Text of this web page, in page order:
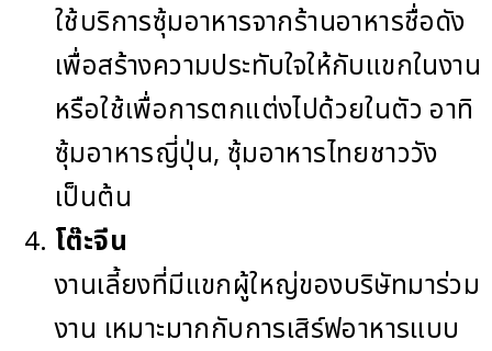
ใช้บริการซุ้มอาหารจากร้านอาหารชื่อดัง
เพื่อสร้างความประทับใจให้กับแขกในงาน
หรือใช้เพื่อการตกแต่งไปด้วยในตัว อาทิ
ซุ้มอาหารญี่ปุ่น, ซุ้มอาหารไทยชาววัง
เป็นต้น
โต๊ะจีน
งานเลี้ยงที่มีแขกผู้ใหญ่ของบริษัทมาร่วม
งาน เหมาะมากกับการเสิร์ฟอาหารแบบ